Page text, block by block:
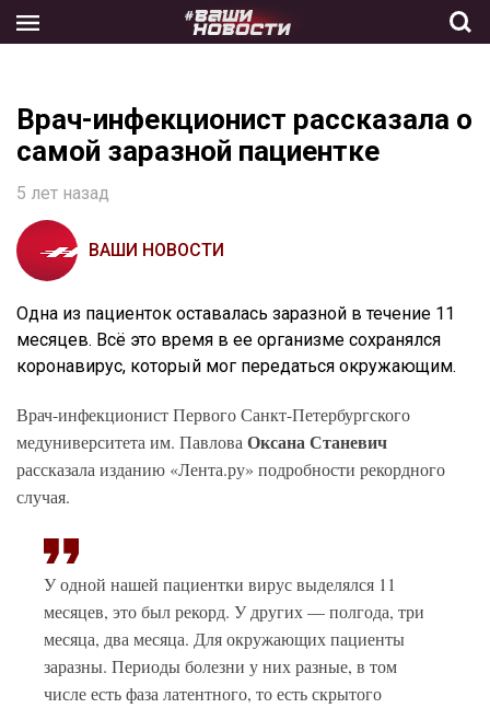
the
Врач-инфекционист рассказала о
самой заразной пациентке
5 лет назад
ВАШИ НОВОСТИ
Одна из пациенток оставалась заразной в течение 11
месяцев. Всё это время в ее организме сохранялся
коронавирус, который мог передаться окружающим.
Врач-инфекционист Первого Санкт-Петербургского
медуниверситета им. Павлова Оксана Станевич
рассказала изданию «Лента.ру» подробности рекордного
случая.
У одной нашей пациентки вирус выделялся 11
месяцев, это был рекорд. У других — полгода, три
месяца, два месяца. Для окружающих пациенты
заразны. Периоды болезни у них разные, в том
числе есть фаза латентного, то есть скрытого